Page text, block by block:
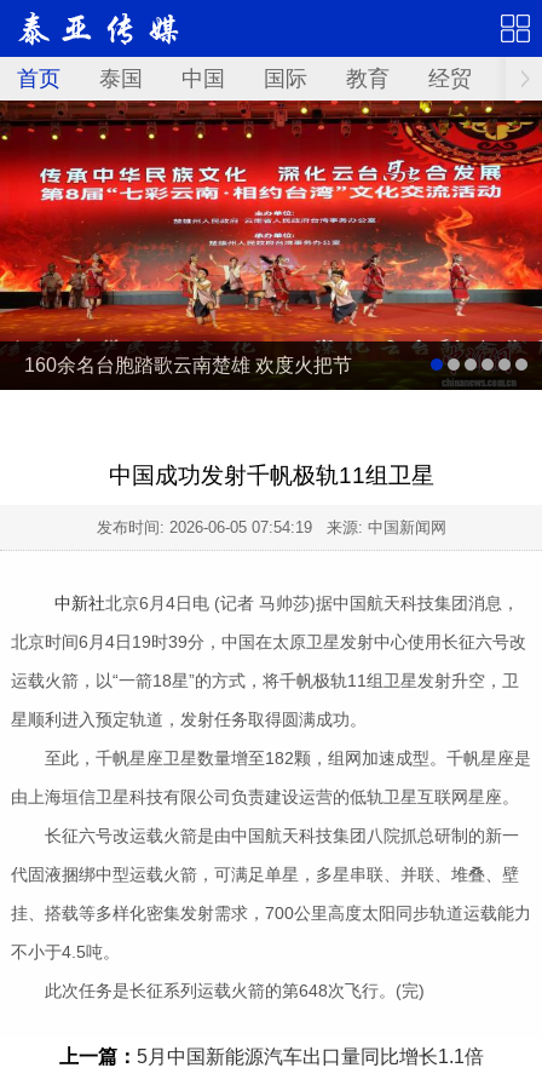
首页 泰国 中国 国际 教育 经贸 华
160余名台胞踏歌云南楚雄 欢度火把节
中国成功发射千帆极轨11组卫星
发布时间: 2026-06-05 07:54:19来源: 中国新闻网
中新社北京6月4日电 (记者 马帅莎)据中国航天科技集团消息，
北京时间6月4日19时39分，中国在太原卫星发射中心使用长征六号改
运载火箭，以“一箭18星”的方式，将千帆极轨11组卫星发射升空，卫
星顺利进入预定轨道，发射任务取得圆满成功。
至此，千帆星座卫星数量增至182颗，组网加速成型。千帆星座是
由上海垣信卫星科技有限公司负责建设运营的低轨卫星互联网星座。
长征六号改运载火箭是由中国航天科技集团八院抓总研制的新一
代固液捆绑中型运载火箭，可满足单星，多星串联、并联、堆叠、壁
挂、搭载等多样化密集发射需求，700公里高度太阳同步轨道运载能力
不小于4.5吨。
此次任务是长征系列运载火箭的第648次飞行。(完)
上一篇： 5月中国新能源汽车出口量同比增长1.1倍